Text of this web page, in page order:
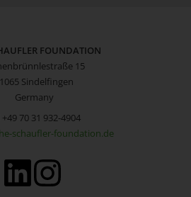
FOUNDATION
15
Sindelfingen
Germany
+49 70 31 932-4904
schaufler-foundation.de